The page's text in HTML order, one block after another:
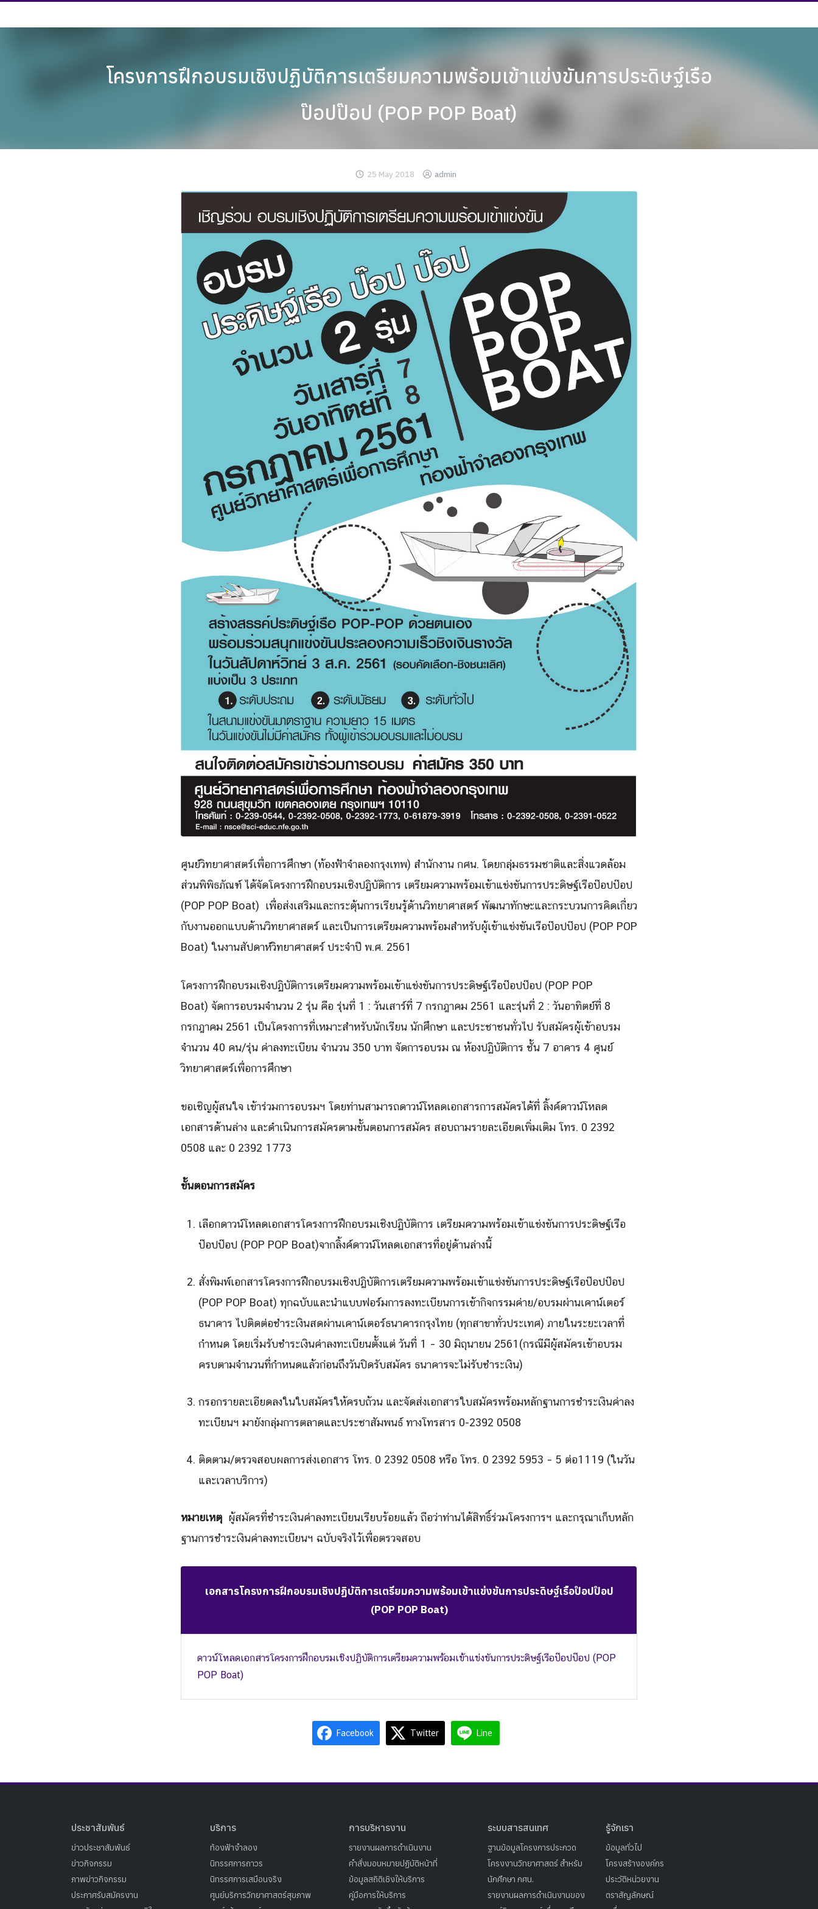
to
Search
for:
Search
โครงการฝึกอบรมเชิงปฏิบัติการเตรียมความพร้อมเข้าแข่งขันการประดิษฐ์เรือ
ป๊อปป๊อป (POP POP Boat)
25 May 2018 admin
ศูนย์วิทยาศาสตร์เพื่อการศึกษา (ท้องฟ้าจำลองกรุงเทพ) สำนักงาน กศน. โดยกลุ่มธรรมชาติและสิ่งแวดล้อม
ส่วนพิพิธภัณฑ์ ได้จัดโครงการฝึกอบรมเชิงปฏิบัติการ เตรียมความพร้อมเข้าแข่งขันการประดิษฐ์เรือป๊อปป๊อป
(POP POP Boat) เพื่อส่งเสริมและกระตุ้นการเรียนรู้ด้านวิทยาศาสตร์ พัฒนาทักษะและกระบวนการคิดเกี่ยว
กับงานออกแบบด้านวิทยาศาสตร์ และเป็นการเตรียมความพร้อมสำหรับผู้เข้าแข่งขันเรือป๊อปป๊อป (POP POP
Boat) ในงานสัปดาห์วิทยาศาสตร์ ประจำปี พ.ศ. 2561
โครงการฝึกอบรมเชิงปฏิบัติการเตรียมความพร้อมเข้าแข่งขันการประดิษฐ์เรือป๊อปป๊อป (POP POP
Boat) จัดการอบรมจำนวน 2 รุ่น คือ รุ่นที่ 1 : วันเสาร์ที่ 7 กรกฎาคม 2561 และรุ่นที่ 2 : วันอาทิตย์ที่ 8
กรกฎาคม 2561 เป็นโครงการที่เหมาะสำหรับนักเรียน นักศึกษา และประชาชนทั่วไป รับสมัครผู้เข้าอบรม
จำนวน 40 คน/รุ่น ค่าลงทะเบียน จำนวน 350 บาท จัดการอบรม ณ ห้องปฏิบัติการ ชั้น 7 อาคาร 4 ศูนย์
วิทยาศาสตร์เพื่อการศึกษา
ขอเชิญผู้สนใจ เข้าร่วมการอบรมฯ โดยท่านสามารถดาวน์โหลดเอกสารการสมัครได้ที่ ลิ้งค์ดาวน์โหลด
เอกสารด้านล่าง และดำเนินการสมัครตามขั้นตอนการสมัคร สอบถามรายละเอียดเพิ่มเติม โทร. 0 2392
0508 และ 0 2392 1773
ขั้นตอนการสมัคร
เลือกดาวน์โหลดเอกสารโครงการฝึกอบรมเชิงปฏิบัติการ เตรียมความพร้อมเข้าแข่งขันการประดิษฐ์เรือ
ป๊อปป๊อป (POP POP Boat)จากลิ้งค์ดาวน์โหลดเอกสารที่อยู่ด้านล่างนี้
สั่งพิมพ์เอกสารโครงการฝึกอบรมเชิงปฏิบัติการเตรียมความพร้อมเข้าแข่งขันการประดิษฐ์เรือป๊อปป๊อป
(POP POP Boat) ทุกฉบับและนำแบบฟอร์มการลงทะเบียนการเข้ากิจกรรมค่าย/อบรมผ่านเคาน์เตอร์
ธนาคาร ไปติดต่อชำระเงินสดผ่านเคาน์เตอร์ธนาคารกรุงไทย (ทุกสาขาทั่วประเทศ) ภายในระยะเวลาที่
กำหนด โดยเริ่มรับชำระเงินค่าลงทะเบียนตั้งแต่ วันที่ 1 – 30 มิถุนายน 2561(กรณีมีผู้สมัครเข้าอบรม
ครบตามจำนวนที่กำหนดแล้วก่อนถึงวันปิดรับสมัคร ธนาคารจะไม่รับชำระเงิน)
กรอกรายละเอียดลงในใบสมัครให้ครบถ้วน และจัดส่งเอกสารใบสมัครพร้อมหลักฐานการชำระเงินค่าลง
ทะเบียนฯ มายังกลุ่มการตลาดและประชาสัมพนธ์ ทางโทรสาร 0-2392 0508
ติดตาม/ตรวจสอบผลการส่งเอกสาร โทร. 0 2392 0508 หรือ โทร. 0 2392 5953 – 5 ต่อ1119 (ในวัน
และเวลาบริการ)
หมายเหตุ ผู้สมัครที่ชำระเงินค่าลงทะเบียนเรียบร้อยแล้ว ถือว่าท่านได้สิทธิ์ร่วมโครงการฯ และกรุณาเก็บหลัก
ฐานการชำระเงินค่าลงทะเบียนฯ ฉบับจริงไว้เพื่อตรวจสอบ
เอกสารโครงการฝึกอบรมเชิงปฏิบัติการเตรียมความพร้อมเข้าแข่งขันการประดิษฐ์เรือป๊อปป๊อป
(POP POP Boat)
ดาวน์โหลดเอกสารโครงการฝึกอบรมเชิงปฏิบัติการเตรียมความพร้อมเข้าแข่งขันการประดิษฐ์เรือป๊อปป๊อป (POP
POP Boat)
Facebook Twitter Line
ประชาสัมพันธ์
ข่าวประชาสัมพันธ์
ข่าวกิจกรรม
ภาพข่าวกิจกรรม
ประกาศรับสมัครงาน
บริการ
ท้องฟ้าจำลอง
นิทรรศการถาวร
นิทรรศการเสมือนจริง
ศูนย์บริการวิทยาศาสตร์สุขภาพ
การบริหารงาน
รายงานผลการดำเนินงาน
คำสั่งมอบหมายปฏิบัติหน้าที่
ข้อมูลสถิติเชิงให้บริการ
คู่มือการให้บริการ
ระบบสารสนเทศ
ฐานข้อมูลโครงการประกวด
โครงงานวิทยาศาสตร์ สำหรับ
นักศึกษา กศน.
รายงานผลการดำเนินงานของ
รู้จักเรา
ข้อมูลทั่วไป
โครงสร้างองค์กร
ประวัติหน่วยงาน
ตราสัญลักษณ์